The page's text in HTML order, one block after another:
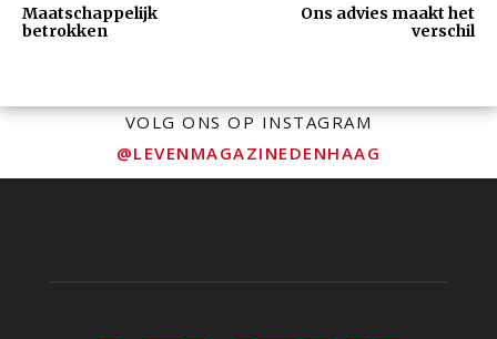
Maatschappelijk
betrokken
Ons advies maakt het
verschil
VOLG ONS OP INSTAGRAM
@LEVENMAGAZINEDENHAAG